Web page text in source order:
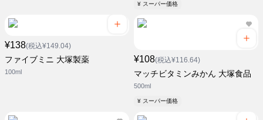
¥ スーパー価格
¥138(税込¥149.04)
ファイブミニ 大塚製薬
100ml
¥108(税込¥116.64)
マッチビタミンみかん 大塚食品
500ml
¥ スーパー価格